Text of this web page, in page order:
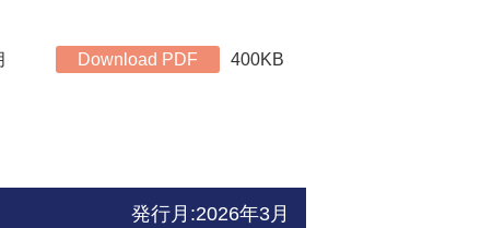
Download PDF 400KB
発行月:2026年3月